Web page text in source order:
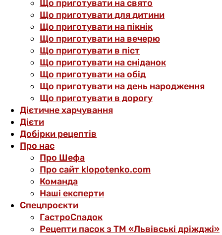
Що приготувати на свято
Що приготувати для дитини
Що приготувати на пікнік
Що приготувати на вечерю
Що приготувати в піст
Що приготувати на сніданок
Що приготувати на обід
Що приготувати на день народження
Що приготувати в дорогу
Дієтичне харчування
Дієти
Добірки рецептів
Про нас
Про Шефа
Про сайт klopotenko.com
Команда
Наші експерти
Спецпроєкти
ГастроСпадок
Рецепти пасок з ТМ «Львівські дріжджі»